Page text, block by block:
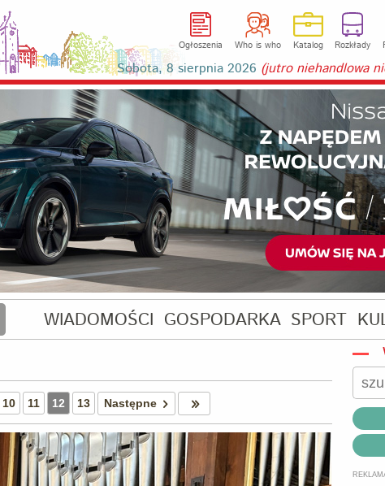
Ogłoszenia Who is who Katalog Rozkłady
Sobota, 8 sierpnia 2026 (jutro niehandlowa
WIADOMOŚCI GOSPODARKA SPORT
10 11 12 13 Następne